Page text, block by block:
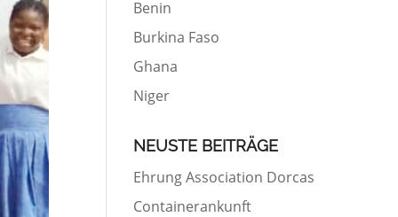
Benin
Burkina Faso
Ghana
Niger
NEUSTE BEITRÄGE
Ehrung Association Dorcas
Containerankunft